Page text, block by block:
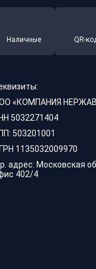
Наличные QR-
«КОМПАНИЯ
5032271404
503201001
1135032009970
адрес: Московская
402/4